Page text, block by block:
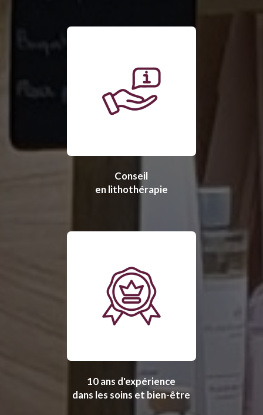
Conseil
en lithothérapie
10 ans d'expérience
dans les soins et bien-être